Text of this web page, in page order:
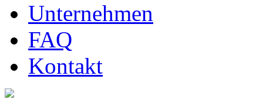
Unternehmen
FAQ
Kontakt